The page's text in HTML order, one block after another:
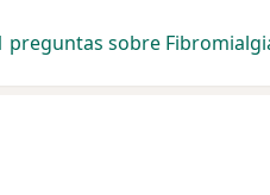
preguntas sobre